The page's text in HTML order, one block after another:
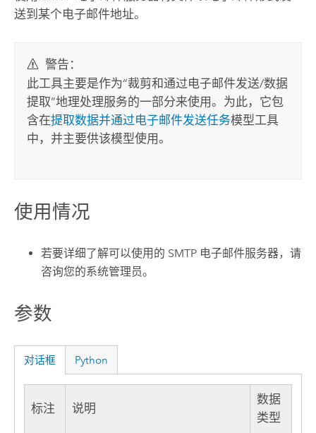
送到某个电子邮件地址。
警告：
此工具主要是作为“裁剪和通过电子邮件发送/数据
提取”地理处理服务的一部分来使用。为此，它包
含在提取数据并通过电子邮件发送任务模型工具
中，并主要供该模型使用。
使用情况
若要详细了解可以使用的 SMTP 电子邮件服务器，请
咨询您的系统管理员。
参数
对话框 Python
标注 说明
数据
类型